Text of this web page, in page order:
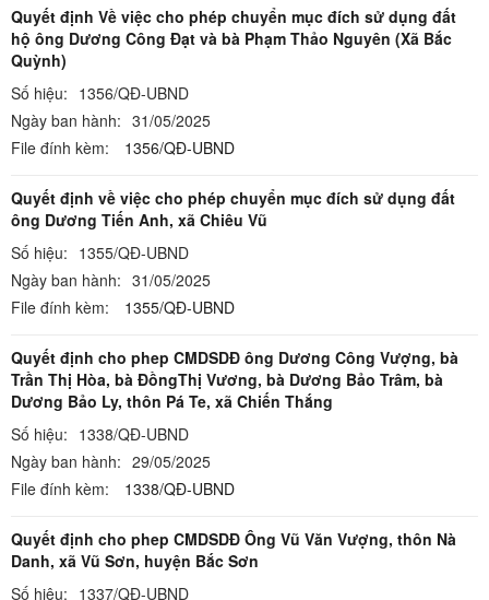
Quyết định Về việc cho phép chuyển mục đích sử dụng đất
hộ ông Dương Công Đạt và bà Phạm Thảo Nguyên (Xã Bắc
Quỳnh)
Số hiệu: 1356/QĐ-UBND
Ngày ban hành: 31/05/2025
File đính kèm:
1356/QĐ-UBND
Quyết định về việc cho phép chuyển mục đích sử dụng đất
ông Dương Tiến Anh, xã Chiêu Vũ
Số hiệu: 1355/QĐ-UBND
Ngày ban hành: 31/05/2025
File đính kèm:
1355/QĐ-UBND
Quyết định cho phep CMDSDĐ ông Dương Công Vượng, bà
Trần Thị Hòa, bà ĐồngThị Vương, bà Dương Bảo Trâm, bà
Dương Bảo Ly, thôn Pá Te, xã Chiến Thắng
Số hiệu: 1338/QĐ-UBND
Ngày ban hành: 29/05/2025
File đính kèm:
1338/QĐ-UBND
Quyết định cho phep CMDSDĐ Ông Vũ Văn Vượng, thôn Nà
Danh, xã Vũ Sơn, huyện Bắc Sơn
Số hiệu: 1337/QĐ-UBND